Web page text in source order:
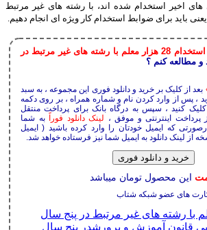
اخیر استخدام شده اند، با رشته های غیر مرتبط
باید برای ضوابط استخدام کار ویژه ای انجام دهیم.
استخدام 28 هزار معلم با رشته های غیر مرتبط در
و مطالعه کنم ؟
بعد از کلیک بر خرید و دانلود فوری این مجموعه ، به سبد
، پس از وارد کردن نام و شماره همراه ، بر روی دکمه
کنید ، سپس به درگاه بانک برای پرداخت منتقل
پرداخت اینترنتی و موفق ، لینک دانلود فوراً
به شما
که ایمیل خودتان را وارد کرده باشید ( ایمیل
لینک دانلود به ایمیل شما نیز فرستاده خواهد شد.
خرید و دانلود فوری
این محصول تومان میباشد
هزار معلم با رشته های غیر مرتبط در پنج سال
قانون آموزش و پرورشدر پنج سال